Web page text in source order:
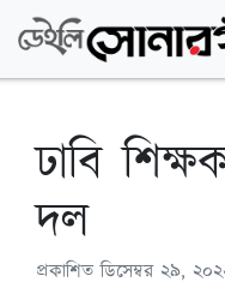
ঢাবি
দল
প্রকাশিতডিসেম্বর ২৯,